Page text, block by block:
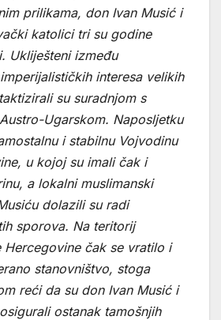
prilikama, don Ivan Musić i
katolici tri su godine
Ukliješteni između
interesa velikih
su suradnjom s
Ugarskom. Naposljetku
i stabilnu Vojvodinu
u kojoj su imali čak i
a lokalni muslimanski
dolazili su radi
sporova. Na teritorij
Hercegovine čak se vratilo i
stanovništvo, stoga
reći da su don Ivan Musić i
ostanak tamošnjih